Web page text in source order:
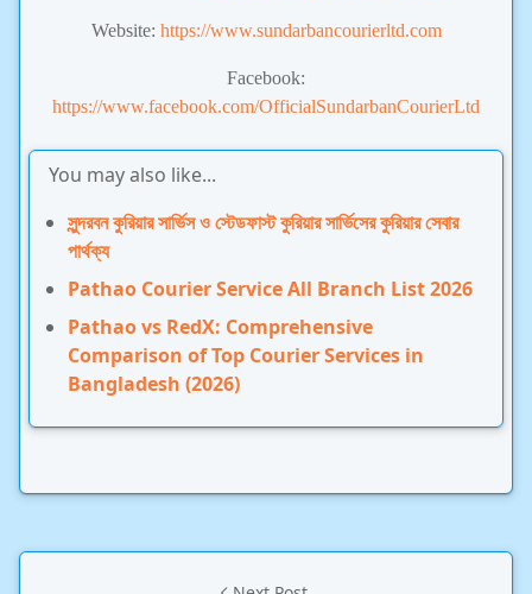
Website: https://www.sundarbancourierltd.com
Facebook:
https://www.facebook.com/OfficialSundarbanCourierLtd
You may also like...
সুন্দরবন কুরিয়ার সার্ভিস ও স্টেডফাস্ট কুরিয়ার সার্ভিসের কুরিয়ার সেবার
পার্থক্য
Pathao Courier Service All Branch List 2026
Pathao vs RedX: Comprehensive
Comparison of Top Courier Services in
Bangladesh (2026)